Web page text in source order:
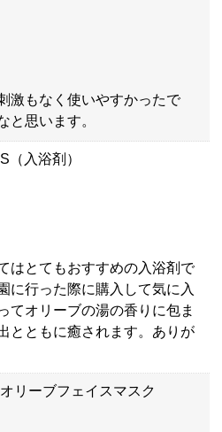
激もなく使いやすかったで
と思います。
（入浴剤）
はとてもおすすめの入浴剤で
に行った際に購入して気に入
てオリーブの湯の香りに包ま
とともに癒されます。ありが
リーブフェイスマスク